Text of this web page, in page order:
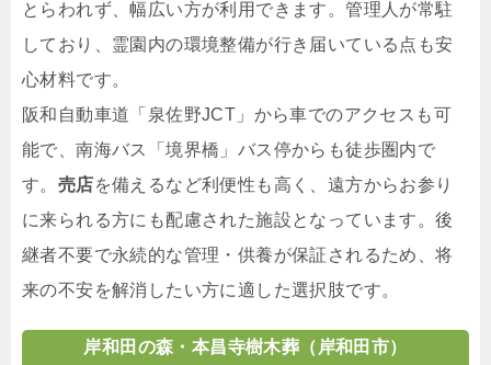
とらわれず、幅広い方が利用できます。管理人が常駐
しており、霊園内の環境整備が行き届いている点も安
心材料です。
阪和自動車道「泉佐野JCT」から車でのアクセスも可
能で、南海バス「境界橋」バス停からも徒歩圏内で
す。 売店を備えるなど利便性も高く、遠方からお参り
に来られる方にも配慮された施設となっています。後
継者不要で永続的な管理・供養が保証されるため、将
来の不安を解消したい方に適した選択肢です。
岸和田の森・本昌寺樹木葬（岸和田市）